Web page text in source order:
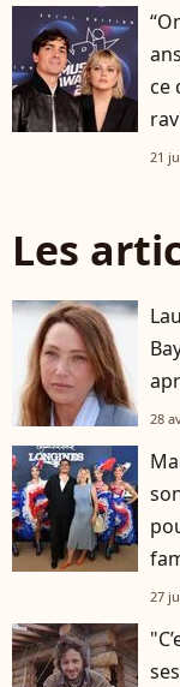
ce
21
Les
28
27